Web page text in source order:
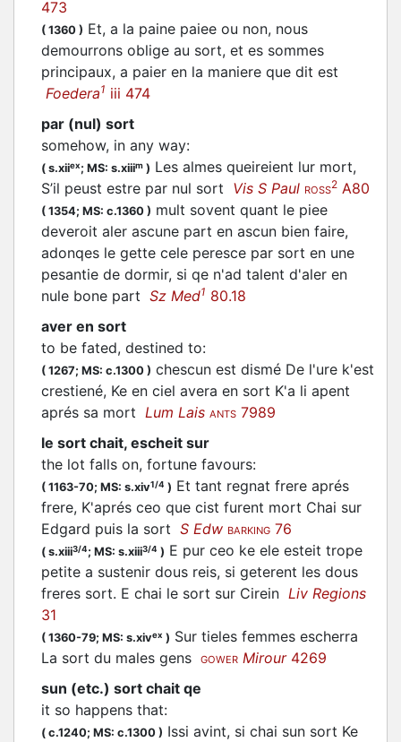
473
( 1360 ) Et, a la paine paiee ou non, nous
demourrons oblige au sort, et es sommes
principaux, a paier en la maniere que dit est
Foedera1 iii 474
par (nul) sort
somehow, in any way:
( s.xiiex; MS: s.xiiim ) Les almes queireient lur mort,
S’il peust estre par nul sort Vis S Paul ROSS2 A80
( 1354; MS: c.1360 ) mult sovent quant le piee
deveroit aler ascune part en ascun bien faire,
adonqes le gette cele peresce par sort en une
pesantie de dormir, si qe n'ad talent d'aler en
nule bone part Sz Med1 80.18
aver en sort
to be fated, destined to:
( 1267; MS: c.1300 ) chescun est dismé De l'ure k'est
crestiené, Ke en ciel avera en sort K'a li apent
aprés sa mort Lum Lais ANTS 7989
le sort chait, escheit sur
the lot falls on, fortune favours:
( 1163-70; MS: s.xiv1/4 ) Et tant regnat frere aprés
frere, K'aprés ceo que cist furent mort Chai sur
Edgard puis la sort S Edw BARKING 76
( s.xiii3/4; MS: s.xiii3/4 ) E pur ceo ke ele esteit trope
petite a sustenir dous reis, si geterent les dous
freres sort. E chai le sort sur Cirein Liv Regions
31
( 1360-79; MS: s.xivex ) Sur tieles femmes escherra
La sort du males gens
GOWER Mirour4269
sun (etc.) sort chait qe
it so happens that:
( c.1240; MS: c.1300 ) Issi avint, si chai sun sort Ke